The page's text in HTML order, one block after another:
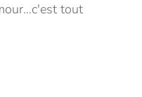
tout